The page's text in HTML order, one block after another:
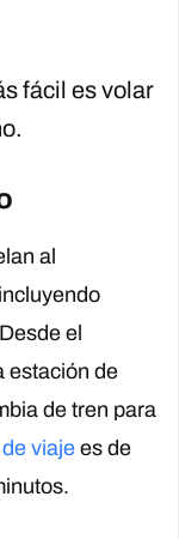
fácil es volar
al
el
estación de
de tren para
viaje es de